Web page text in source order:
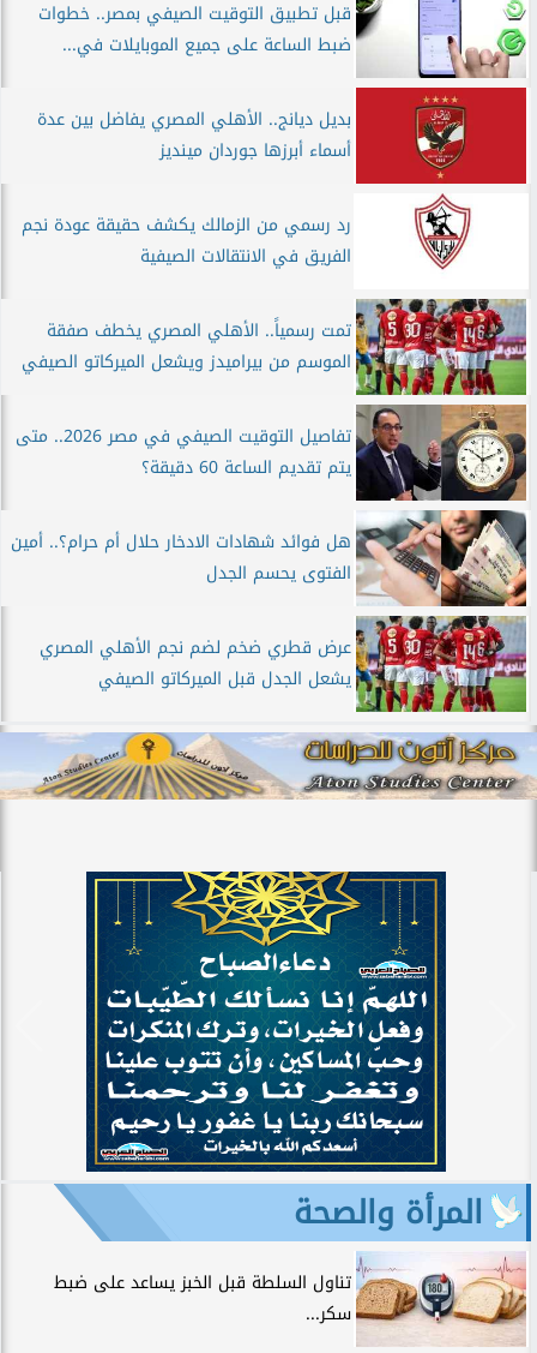
قبل تطبيق التوقيت الصيفي بمصر.. خطوات
ضبط الساعة على جميع الموبايلات في...
بديل ديانج.. الأهلي المصري يفاضل بين عدة
أسماء أبرزها جوردان مينديز
رد رسمي من الزمالك يكشف حقيقة عودة نجم
الفريق في الانتقالات الصيفية
تمت رسمياً.. الأهلي المصري يخطف صفقة
الموسم من بيراميدز ويشعل الميركاتو الصيفي
تفاصيل التوقيت الصيفي في مصر 2026.. متى
يتم تقديم الساعة 60 دقيقة؟
هل فوائد شهادات الادخار حلال أم حرام؟.. أمين
الفتوى يحسم الجدل
عرض قطري ضخم لضم نجم الأهلي المصري
يشعل الجدل قبل الميركاتو الصيفي
المرأة والصحة
تناول السلطة قبل الخبز يساعد على ضبط
سكر...